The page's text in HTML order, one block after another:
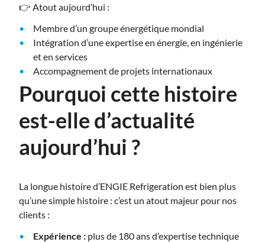
👉 Atout aujourd’hui :
Membre d’un groupe énergétique mondial
Intégration d’une expertise en énergie, en ingénierie
et en services
Accompagnement de projets internationaux
Pourquoi cette histoire
est-elle d’actualité
aujourd’hui ?
La longue histoire d’ENGIE Refrigeration est bien plus
qu’une simple histoire : c’est un atout majeur pour nos
clients :
Expérience : plus de 180 ans d’expertise technique